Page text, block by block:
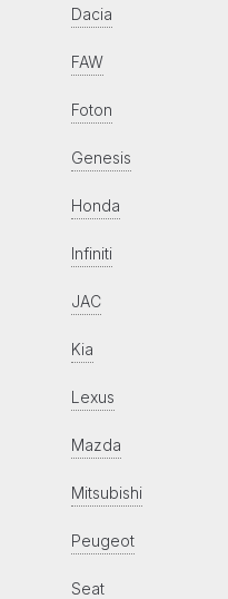
Dacia
FAW
Foton
Genesis
Honda
Infiniti
JAC
Kia
Lexus
Mazda
Mitsubishi
Peugeot
Seat